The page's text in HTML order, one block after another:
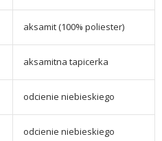
aksamit (100% poliester)
aksamitna tapicerka
odcienie niebieskiego
odcienie niebieskiego